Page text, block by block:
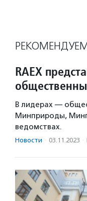
RAEX
В лидерах —
Минприроды,
ведомствах.
Новости · 03.11.2023 ·